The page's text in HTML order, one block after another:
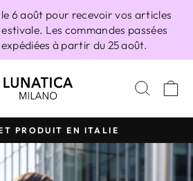
6 août pour recevoir vos articles
Les commandes passées
à partir du 25 août.
Diaporama
Pause
PRODUIT EN ITALIE